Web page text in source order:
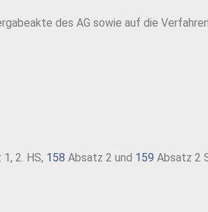
des AG sowie auf die
2. HS, 158 Absatz 2 und 159 Absatz 2